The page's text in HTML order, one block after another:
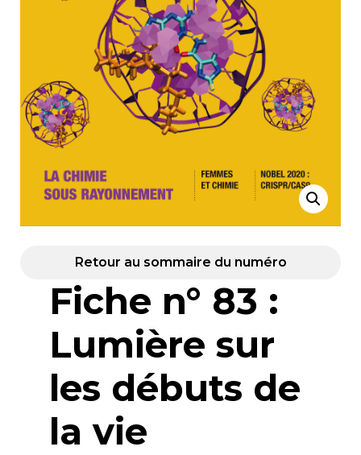
Retour au sommaire du numéro
Fiche n° 83 :
Lumière sur
les débuts de
la vie